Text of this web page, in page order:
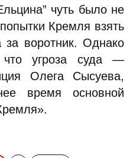
чуть было не
Кремля взять
за воротник. Однако
что угроза суда —
Олега Сысуева,
время основной